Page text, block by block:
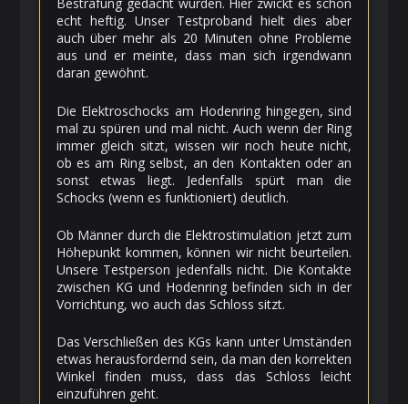
Bestrafung gedacht wurden. Hier zwickt es schon
echt heftig. Unser Testproband hielt dies aber
auch über mehr als 20 Minuten ohne Probleme
aus und er meinte, dass man sich irgendwann
daran gewöhnt.
Die Elektroschocks am Hodenring hingegen, sind
mal zu spüren und mal nicht. Auch wenn der Ring
immer gleich sitzt, wissen wir noch heute nicht,
ob es am Ring selbst, an den Kontakten oder an
sonst etwas liegt. Jedenfalls spürt man die
Schocks (wenn es funktioniert) deutlich.
Ob Männer durch die Elektrostimulation jetzt zum
Höhepunkt kommen, können wir nicht beurteilen.
Unsere Testperson jedenfalls nicht. Die Kontakte
zwischen KG und Hodenring befinden sich in der
Vorrichtung, wo auch das Schloss sitzt.
Das Verschließen des KGs kann unter Umständen
etwas herausfordernd sein, da man den korrekten
Winkel finden muss, dass das Schloss leicht
einzuführen geht.